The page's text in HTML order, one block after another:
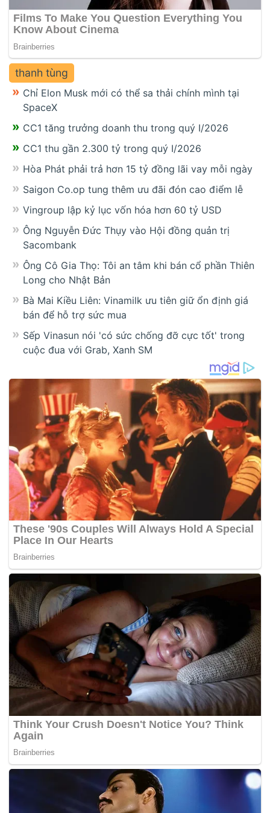
thanh tùng
Chỉ Elon Musk mới có thể sa thải chính mình tại
SpaceX
CC1 tăng trưởng doanh thu trong quý I/2026
CC1 thu gần 2.300 tỷ trong quý I/2026
Hòa Phát phải trả hơn 15 tỷ đồng lãi vay mỗi ngày
Saigon Co.op tung thêm ưu đãi đón cao điểm lễ
Vingroup lập kỷ lục vốn hóa hơn 60 tỷ USD
Ông Nguyễn Đức Thụy vào Hội đồng quản trị
Sacombank
Ông Cô Gia Thọ: Tôi an tâm khi bán cổ phần Thiên
Long cho Nhật Bản
Bà Mai Kiều Liên: Vinamilk ưu tiên giữ ổn định giá
bán để hỗ trợ sức mua
Sếp Vinasun nói 'có sức chống đỡ cực tốt' trong
cuộc đua với Grab, Xanh SM